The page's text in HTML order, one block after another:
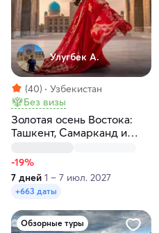
Улугбек А.
(40)
Узбекистан
Без визы
Золотая осень Востока:
Ташкент, Самарканд и
-19%
7 дней 1 – 7 июл. 2027
+663 даты
Обзорные туры